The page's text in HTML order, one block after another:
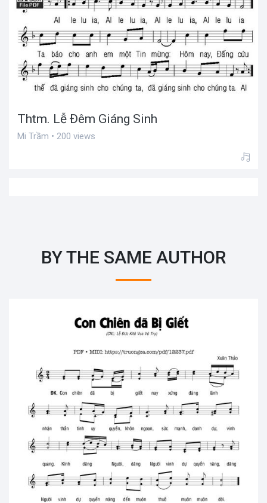
Thtm. Lễ Đêm Giáng Sinh
Mi Trầm • 200 views
BY THE SAME AUTHOR